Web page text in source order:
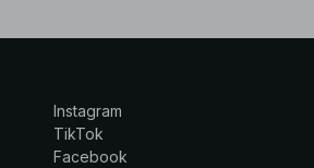
Instagram
TikTok
Facebook